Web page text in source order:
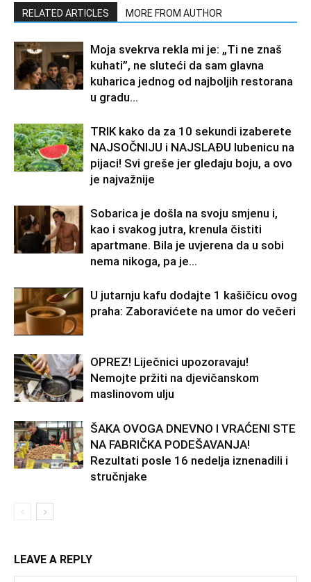
RELATED ARTICLES MORE FROM AUTHOR
Moja svekrva rekla mi je: „Ti ne znaš
kuhati”, ne sluteći da sam glavna
kuharica jednog od najboljih restorana
u gradu…
TRIK kako da za 10 sekundi izaberete
NAJSOČNIJU i NAJSLAĐU lubenicu na
pijaci! Svi greše jer gledaju boju, a ovo
je najvažnije
Sobarica je došla na svoju smjenu i,
kao i svakog jutra, krenula čistiti
apartmane. Bila je uvjerena da u sobi
nema nikoga, pa je...
U jutarnju kafu dodajte 1 kašičicu ovog
praha: Zaboravićete na umor do večeri
OPREZ! Liječnici upozoravaju!
Nemojte pržiti na djevičanskom
maslinovom ulju
ŠAKA OVOGA DNEVNO I VRAĆENI STE
NA FABRIČKA PODEŠAVANJA!
Rezultati posle 16 nedelja iznenadili i
stručnjake
LEAVE A REPLY